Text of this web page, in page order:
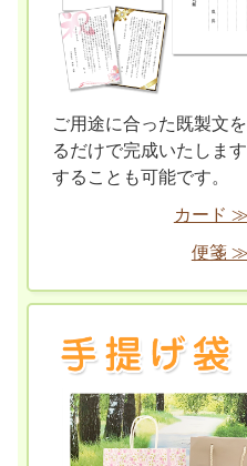
ご用途に合った既製文
るだけで完成いたしま
することも可能です。
カード ≫
便箋 ≫